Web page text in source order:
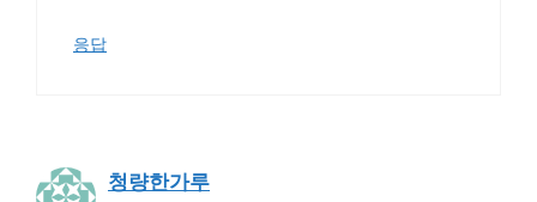
응답
청량한가루